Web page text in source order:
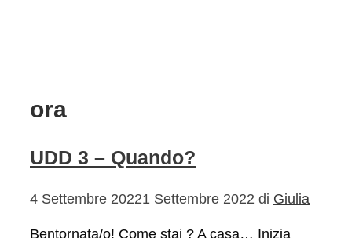
ora
UDD 3 – Quando?
4 Settembre 20221 Settembre 2022 di Giulia
Bentornata/o! Come stai ? A casa… Inizia